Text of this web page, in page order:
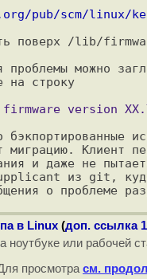
pub/scm/linux/
поверх /lib/
проблемы можно
на строку
Клиент
и даже не
из git,
в Linux (доп. ссылка 1
ноутбуке или рабочей
просмотра см.